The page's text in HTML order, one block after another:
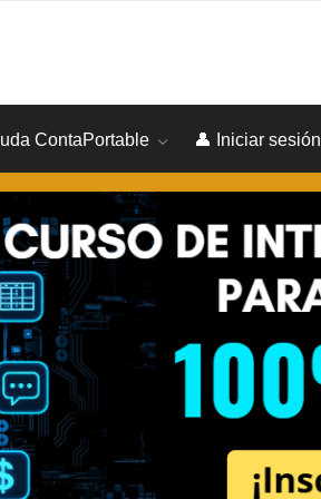
ContaPortable 👤 Iniciar sesión